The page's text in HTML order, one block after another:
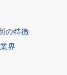
の特徴
界